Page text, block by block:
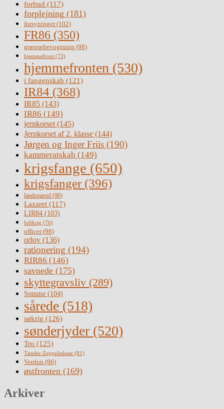
forbud (117)
forplejning (181)
forsyninger(102)
FR86 (350)
grænsebevogtning (98)
hjemmefront (73)
hjemmefronten (530)
i fangenskab (121)
IR84 (368)
IR85 (143)
IR86 (149)
jernkorset(145)
Jernkorset af 2. klasse (144)
Jørgen og Inger Friis (190)
kammeratskab (149)
krigsfange (650)
krigsfanger (396)
landsmænd (90)
Lazaret (117)
LIR84 (103)
luftkrig (76)
officer(98)
orlov (136)
rationering (194)
RIR86 (146)
savnede (175)
skyttegravsliv (289)
Somme (104)
sårede (518)
søkrig (126)
sønderjyder (520)
Tro (125)
Tønder Zeppelinbase (81)
Verdun (96)
østfronten (169)
Arkiver